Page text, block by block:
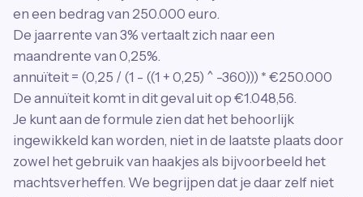
en een bedrag van 250.000 euro.
De jaarrente van 3% vertaalt zich naar een
maandrente van 0,25%.
annuïteit = (0,25 / (1 - ((1 + 0,25) ^ -360))) * €250.000
De annuïteit komt in dit geval uit op €1.048,56.
Je kunt aan de formule zien dat het behoorlijk
ingewikkeld kan worden, niet in de laatste plaats door
zowel het gebruik van haakjes als bijvoorbeeld het
machtsverheffen. We begrijpen dat je daar zelf niet